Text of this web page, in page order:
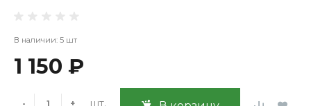
В наличии: 5 шт
1 150 ₽
- + шт.